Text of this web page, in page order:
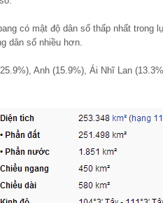
có mật độ dân số thấp nhất trong
dân số nhiều hơn.
Anh (15.9%), Ái Nhĩ Lan